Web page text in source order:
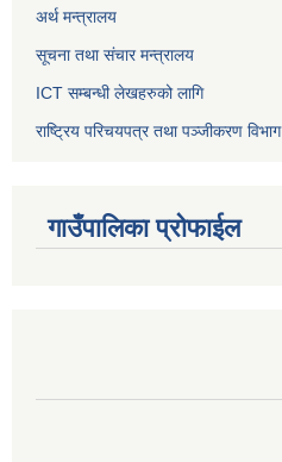
अर्थ मन्त्रालय
सूचना तथा संचार मन्त्रालय
ICT सम्बन्धी लेखहरुको लागि
राष्ट्रिय परिचयपत्र तथा पञ्‍जीकरण विभाग
गाउँपालिका प्रोफाईल